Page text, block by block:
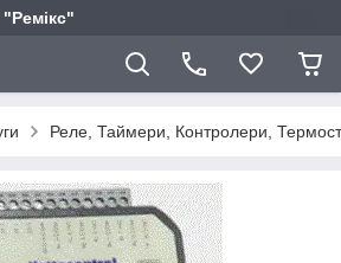
Реле, Таймери, Контролери,